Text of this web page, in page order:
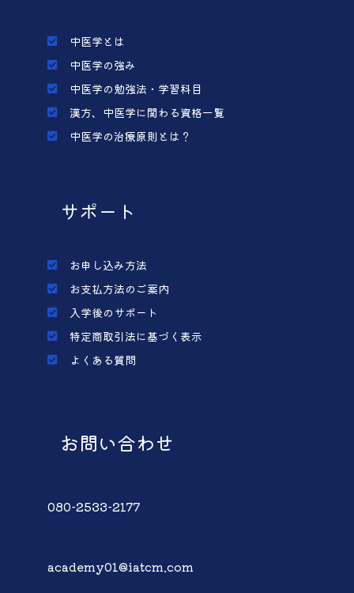
中医学とは
中医学の強み
中医学の勉強法・学習科目
漢方、中医学に関わる資格一覧
中医学の治療原則とは？
サポート
お申し込み方法
お支払方法のご案内
入学後のサポート
特定商取引法に基づく表示
よくある質問
お問い合わせ
080-2533-2177
academy01@iatcm.com